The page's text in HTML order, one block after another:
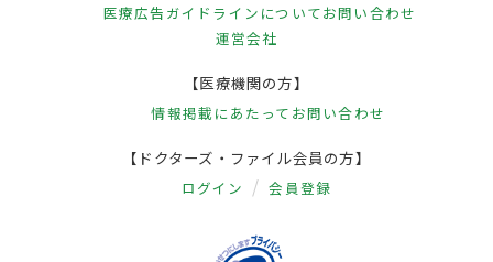
医療広告ガイドラインについてお問い合わせ
運営会社
【医療機関の方】
情報掲載にあたって お問い合わせ
【ドクターズ・ファイル会員の方】
ログイン 会員登録